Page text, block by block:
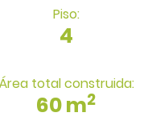
Piso:
4
Área total construida:
60 m2